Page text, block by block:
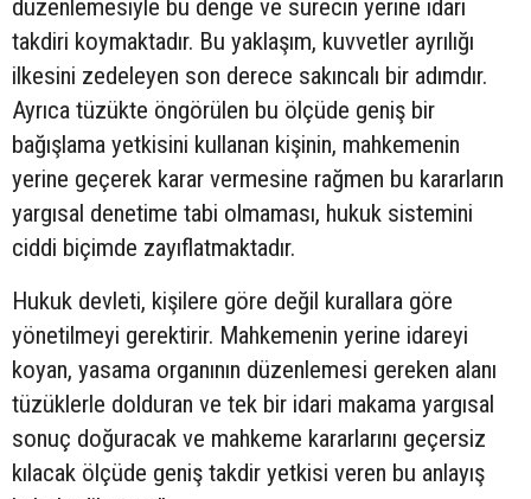
düzenlemesiyle bu denge ve sürecin yerine idari
takdiri koymaktadır. Bu yaklaşım, kuvvetler ayrılığı
ilkesini zedeleyen son derece sakıncalı bir adımdır.
Ayrıca tüzükte öngörülen bu ölçüde geniş bir
bağışlama yetkisini kullanan kişinin, mahkemenin
yerine geçerek karar vermesine rağmen bu kararların
yargısal denetime tabi olmaması, hukuk sistemini
ciddi biçimde zayıflatmaktadır.
Hukuk devleti, kişilere göre değil kurallara göre
yönetilmeyi gerektirir. Mahkemenin yerine idareyi
koyan, yasama organının düzenlemesi gereken alanı
tüzüklerle dolduran ve tek bir idari makama yargısal
sonuç doğuracak ve mahkeme kararlarını geçersiz
kılacak ölçüde geniş takdir yetkisi veren bu anlayış